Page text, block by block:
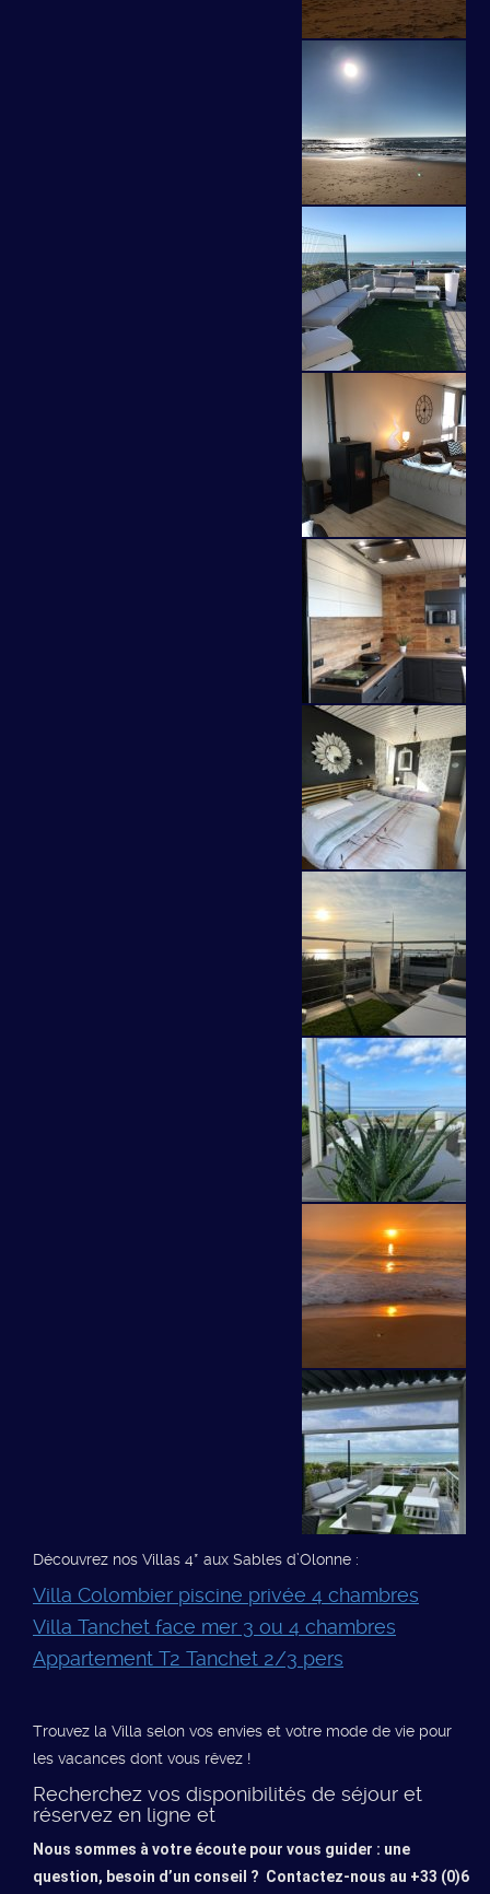
Découvrez nos Villas 4* aux Sables d’Olonne :
Villa Colombier piscine privée 4 chambres
Villa Tanchet face mer 3 ou 4 chambres
Appartement T2 Tanchet 2/3 pers
Trouvez la Villa selon vos envies et votre mode de vie pour
les vacances dont vous rêvez !
Recherchez vos disponibilités de séjour et
réservez en ligne et
Nous sommes à votre écoute pour vous guider : une
question, besoin d’un conseil ? Contactez-nous au +33 (0)6